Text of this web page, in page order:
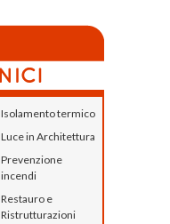
Isolamento termico
Luce in Architettura
Prevenzione
incendi
Restauro e
Ristrutturazioni